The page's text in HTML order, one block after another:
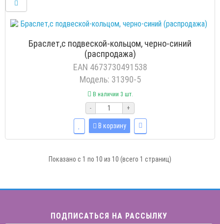
Браслет,с подвеской-кольцом, черно-синий
(распродажа)
EAN 4673730491538
Модель: 31390-5
В наличии 3 шт.
-
+
В корзину
Показано с 1 по 10 из 10 (всего 1 страниц)
ПОДПИСАТЬСЯ НА РАССЫЛКУ